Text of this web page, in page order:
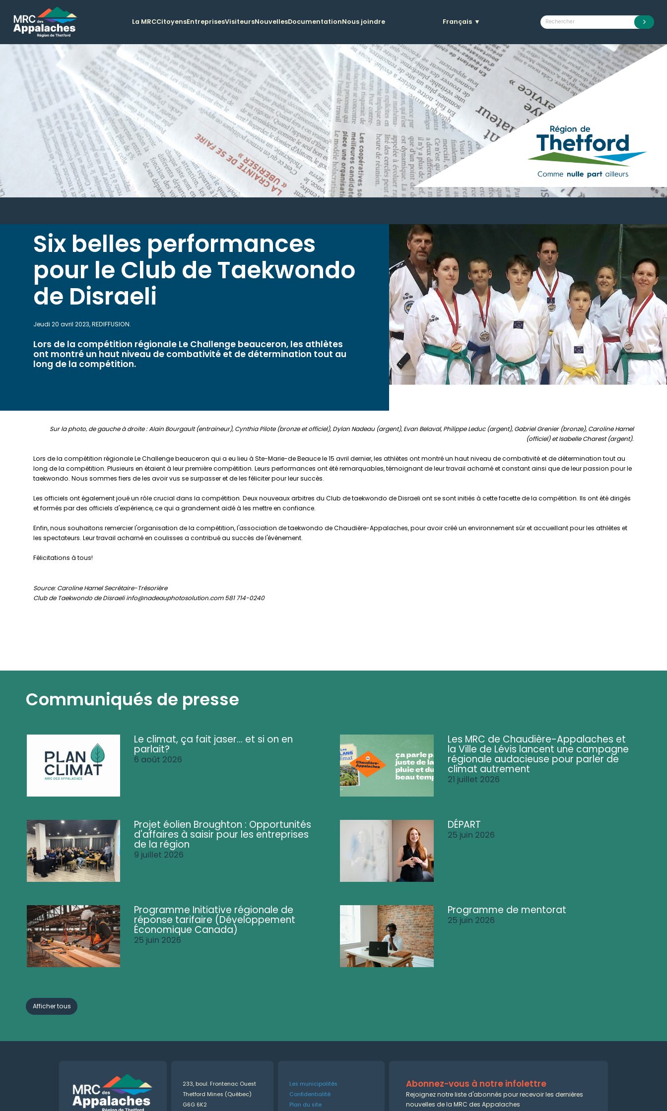
La MRCCitoyensEntreprisesVisiteursNouvellesDocumentationNous joindre Français ▼
Six belles performances
pour le Club de Taekwondo
de Disraeli
Jeudi 20 avril 2023, REDIFFUSION.
Lors de la compétition régionale Le Challenge beauceron, les athlètes
ont montré un haut niveau de combativité et de détermination tout au
long de la compétition.
Sur la photo, de gauche à droite : Alain Bourgault (entraineur), Cynthia Pilote (bronze et officiel), Dylan Nadeau (argent), Evan Belaval, Philippe Leduc (argent), Gabriel Grenier (bronze), Caroline Hamel
(officiel) et Isabelle Charest (argent).
Lors de la compétition régionale Le Challenge beauceron qui a eu lieu à Ste-Marie-de Beauce le 15 avril dernier, les athlètes ont montré un haut niveau de combativité et de détermination tout au
long de la compétition. Plusieurs en étaient à leur première compétition. Leurs performances ont été remarquables, témoignant de leur travail acharné et constant ainsi que de leur passion pour le
taekwondo. Nous sommes fiers de les avoir vus se surpasser et de les féliciter pour leur succès.
Les officiels ont également joué un rôle crucial dans la compétition. Deux nouveaux arbitres du Club de taekwondo de Disraeli ont se sont initiés à cette facette de la compétition. Ils ont été dirigés
et formés par des officiels d'expérience, ce qui a grandement aidé à les mettre en confiance.
Enfin, nous souhaitons remercier l'organisation de la compétition, l'association de taekwondo de Chaudière-Appalaches, pour avoir créé un environnement sûr et accueillant pour les athlètes et
les spectateurs. Leur travail acharné en coulisses a contribué au succès de l'événement.
Félicitations à tous!
Source: Caroline Hamel Secrétaire-Trésorière
Club de Taekwondo de Disraeli info@nadeauphotosolution.com 581 714-0240
Communiqués de presse
Le climat, ça fait jaser... et si on en
parlait?
6 août 2026
Les MRC de Chaudière-Appalaches et
la Ville de Lévis lancent une campagne
régionale audacieuse pour parler de
climat autrement
21 juillet 2026
Projet éolien Broughton : Opportunités
d'affaires à saisir pour les entreprises
de la région
9 juillet 2026
DÉPART
25 juin 2026
Programme Initiative régionale de
réponse tarifaire (Développement
Économique Canada)
25 juin 2026
Programme de mentorat
25 juin 2026
Afficher tous
233, boul. Frontenac Ouest
Thetford Mines (Québec)
G6G 6K2
Les municipalités
Confidentialité
Plan du site
Abonnez-vous à notre infolettre
Rejoignez notre liste d'abonnés pour recevoir les dernières
nouvelles de la MRC des Appalaches